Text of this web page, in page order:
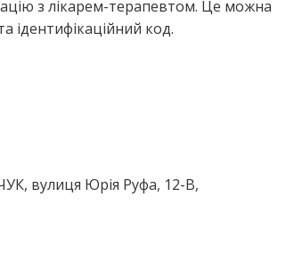
з лікарем-терапевтом. Це можна
ідентифікаційний код.
вулиця Юрія Руфа, 12-В,